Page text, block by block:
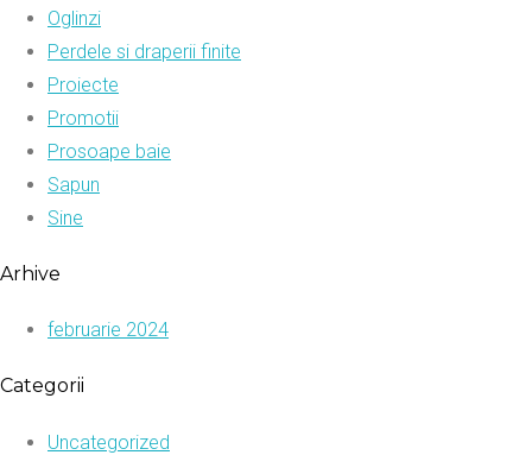
Oglinzi
Perdele si draperii finite
Proiecte
Promotii
Prosoape baie
Sapun
Sine
Arhive
februarie 2024
Categorii
Uncategorized